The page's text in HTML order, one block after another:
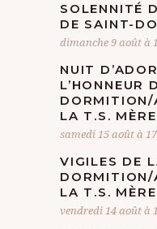
SOLENNITÉ
DE SAINT-
dimanche 9 août à
NUIT
L’HONNEUR
DORMITION/
LA T.S.
samedi 15 août à
VIGILES DE
DORMITION/
LA T.S.
vendredi 14 août à